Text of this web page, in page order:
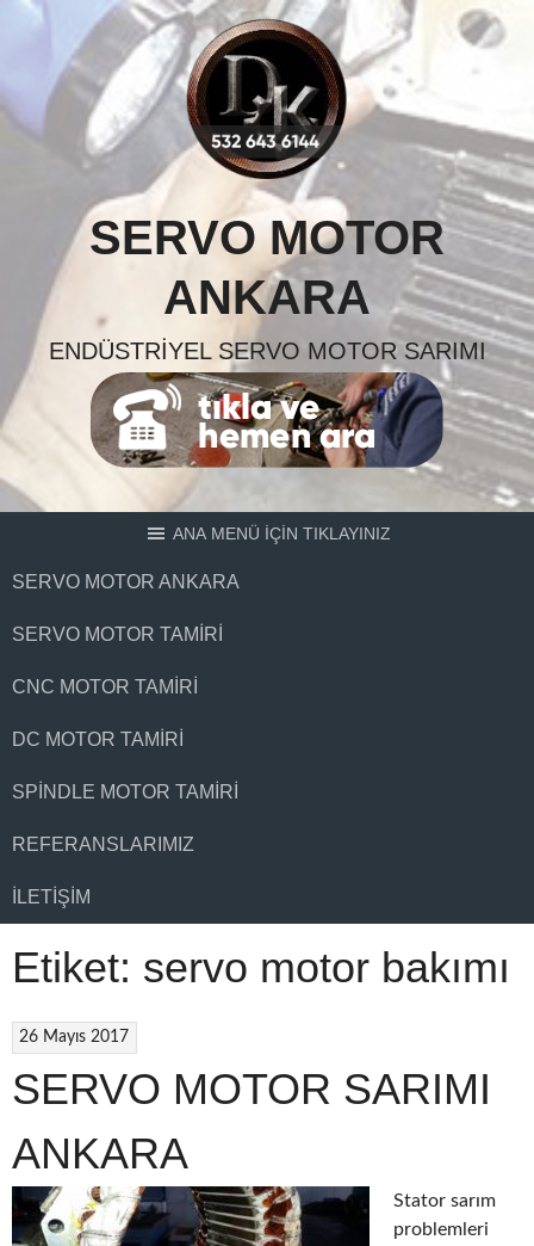
Skip
content
SERVO MOTOR
ANKARA
ENDÜSTRIYEL SERVO MOTOR SARIMI
ANA MENÜ İÇİN TIKLAYINIZ
SERVO MOTOR ANKARA
SERVO MOTOR TAMIRI
CNC MOTOR TAMIRI
DC MOTOR TAMIRI
SPINDLE MOTOR TAMIRI
REFERANSLARIMIZ
İLETIŞIM
Etiket: servo motor bakımı
26 Mayıs 2017
SERVO MOTOR SARIMI
ANKARA
Stator sarım
problemleri